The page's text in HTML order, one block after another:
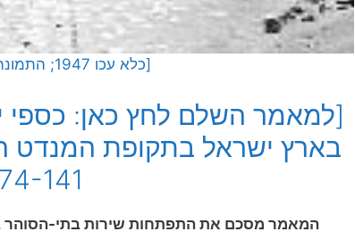
[כלא עכו 1947; התמונה ברשות הכלל]
בארץ ישראל בתקופת המנדט
141]
המאמר מסכם את התפתחות שירות בתי-הסוהר